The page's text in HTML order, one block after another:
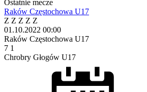
Ostatnie mecze
Raków Częstochowa U17
Z Z Z Z Z
01.10.2022 00:00
Raków Częstochowa U17
7 1
Chrobry Głogów U17